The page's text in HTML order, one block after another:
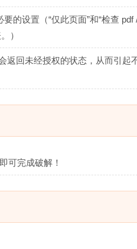
的设置（“仅此页面”和“检查 pdf
）
返回未经授权的状态，从而引起
可完成破解！